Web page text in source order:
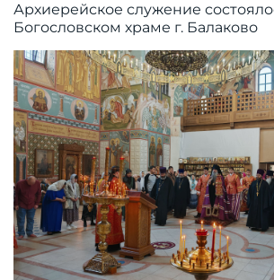
Архиерейское служение
Богословском храме г. Балаково